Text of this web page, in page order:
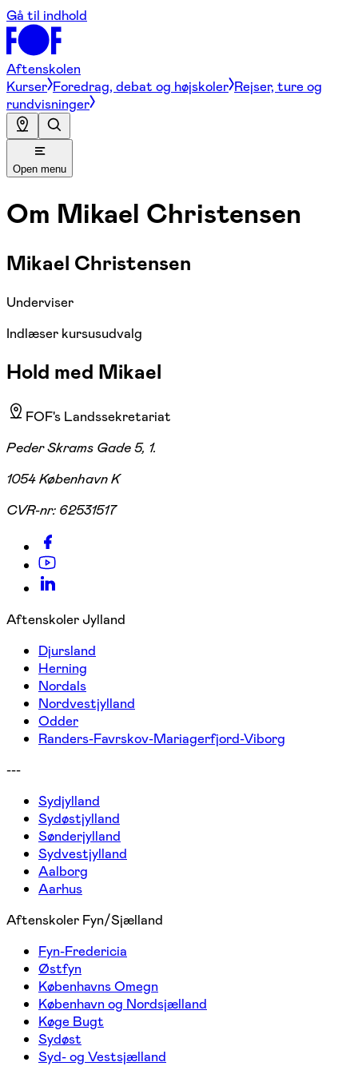
Gå til indhold
Aftenskolen
Kurser Foredrag, debat og højskoler Rejser, ture og
rundvisninger
Open menu
Om Mikael Christensen
Mikael Christensen
Underviser
Indlæser kursusudvalg
Hold med Mikael
FOF's Landssekretariat
Peder Skrams Gade 5, 1.
1054 København K
CVR-nr: 62531517
Aftenskoler Jylland
Djursland
Herning
Nordals
Nordvestjylland
Odder
Randers-Favrskov-Mariagerfjord-Viborg
---
Sydjylland
Sydøstjylland
Sønderjylland
Sydvestjylland
Aalborg
Aarhus
Aftenskoler Fyn/Sjælland
Fyn-Fredericia
Østfyn
Københavns Omegn
København og Nordsjælland
Køge Bugt
Sydøst
Syd- og Vestsjælland